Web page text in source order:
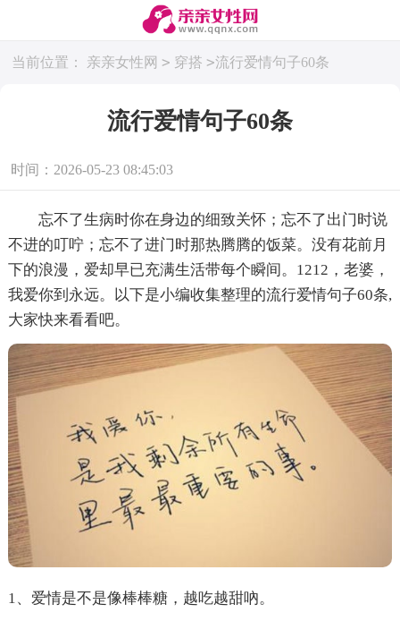
当前位置： 亲亲女性网 > 穿搭 >流行爱情句子60条
流行爱情句子60条
时间：2026-05-23 08:45:03
忘不了生病时你在身边的细致关怀；忘不了出门时说
不进的叮咛；忘不了进门时那热腾腾的饭菜。没有花前月
下的浪漫，爱却早已充满生活带每个瞬间。1212，老婆，
我爱你到永远。以下是小编收集整理的流行爱情句子60条,
大家快来看看吧。
1、爱情是不是像棒棒糖，越吃越甜吶。